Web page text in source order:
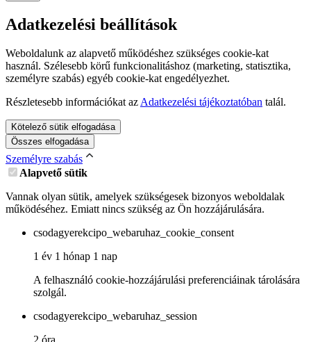
Adatkezelési beállítások
Weboldalunk az alapvető működéshez szükséges cookie-kat
használ. Szélesebb körű funkcionalitáshoz (marketing, statisztika,
személyre szabás) egyéb cookie-kat engedélyezhet.
Részletesebb információkat azAdatkezelési tájékoztatóban talál.
Kötelező sütik elfogadása
Összes elfogadása
Személyre szabás
Alapvető sütik
Vannak olyan sütik, amelyek szükségesek bizonyos weboldalak
működéséhez. Emiatt nincs szükség az Ön hozzájárulására.
csodagyerekcipo_webaruhaz_cookie_consent
1 év 1 hónap 1 nap
A felhasználó cookie-hozzájárulási preferenciáinak tárolására
szolgál.
csodagyerekcipo_webaruhaz_session